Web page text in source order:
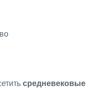
средневековые